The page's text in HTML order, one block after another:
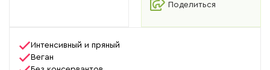
Поделиться
Интенсивный и пряный
Веган